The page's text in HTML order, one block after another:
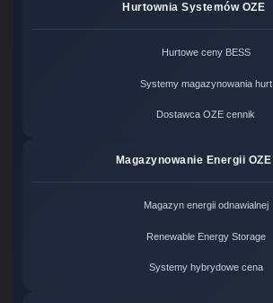
Hurtownia Systemów OZE
Hurtowe ceny BESS
Systemy magazynowania hurt
Dostawca OZE cennik
Magazynowanie Energii OZE
Magazyn energii odnawialnej
Renewable Energy Storage
Systemy hybrydowe cena